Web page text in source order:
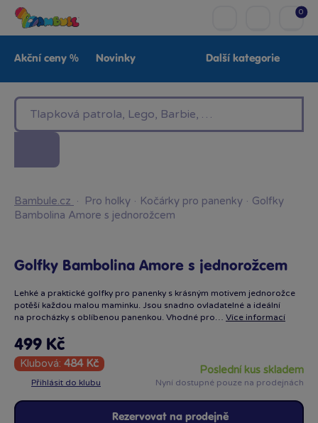
0
Akční ceny % Novinky
Baby Značky
Další kategorie
Bambule.cz · Pro holky · Kočárky pro panenky · Golfky
Bambolina Amore s jednorožcem
Golfky Bambolina Amore s jednorožcem
Lehké a praktické golfky pro panenky s krásným motivem jednorožce
potěší každou malou maminku. Jsou snadno ovladatelné a ideální
na procházky s oblíbenou panenkou. Vhodné pro… Více informací
499 Kč
Klubová: 484 Kč
Přihlásit do klubu
poslední kus skladem
Nyní dostupné pouze na prodejnách
Rezervovat na prodejně